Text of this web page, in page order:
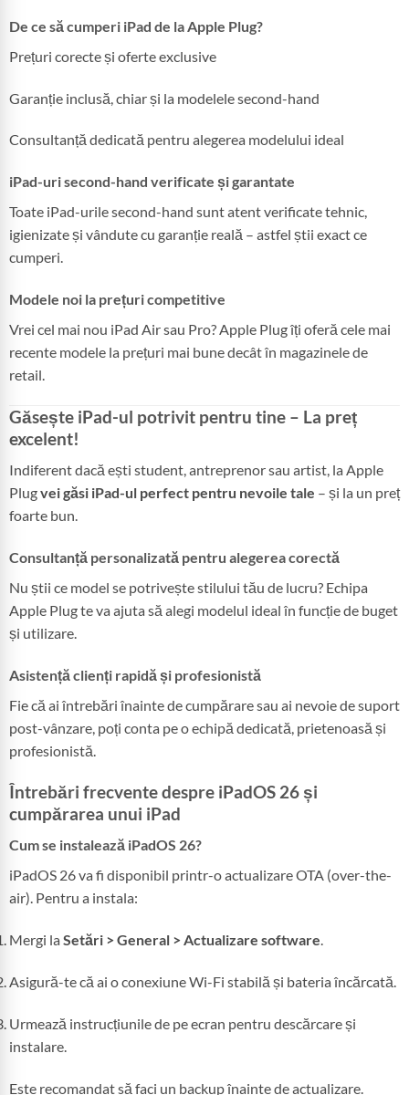
De ce să cumperi iPad de la Apple Plug?
Prețuri corecte și oferte exclusive
Garanție inclusă, chiar și la modelele second-hand
Consultanță dedicată pentru alegerea modelului ideal
iPad-uri second-hand verificate și garantate
Toate iPad-urile second-hand sunt atent verificate tehnic,
igienizate și vândute cu garanție reală – astfel știi exact ce
cumperi.
Modele noi la prețuri competitive
Vrei cel mai nou iPad Air sau Pro? Apple Plug îți oferă cele mai
recente modele la prețuri mai bune decât în magazinele de
retail.
Găsește iPad-ul potrivit pentru tine – La preț
excelent!
Indiferent dacă ești student, antreprenor sau artist, la Apple
Plugvei găsi iPad-ul perfect pentru nevoile tale – și la un preț
foarte bun.
Consultanță personalizată pentru alegerea corectă
Nu știi ce model se potrivește stilului tău de lucru? Echipa
Apple Plug te va ajuta să alegi modelul ideal în funcție de buget
și utilizare.
Asistență clienți rapidă și profesionistă
Fie că ai întrebări înainte de cumpărare sau ai nevoie de suport
post-vânzare, poți conta pe o echipă dedicată, prietenoasă și
profesionistă.
Întrebări frecvente despre iPadOS 26 și
cumpărarea unui iPad
Cum se instalează iPadOS 26?
iPadOS 26 va fi disponibil printr-o actualizare OTA (over-the-
air). Pentru a instala:
Mergi la Setări > General > Actualizare software.
Asigură-te că ai o conexiune Wi-Fi stabilă și bateria încărcată.
Urmează instrucțiunile de pe ecran pentru descărcare și
instalare.
Este recomandat să faci un backup înainte de actualizare.